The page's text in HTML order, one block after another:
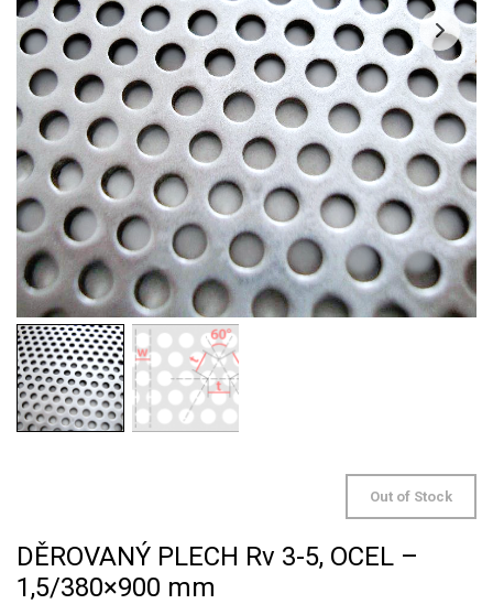
Out of Stock
DĚROVANÝ PLECH Rv 3-5, OCEL –
1,5/380×900 mm